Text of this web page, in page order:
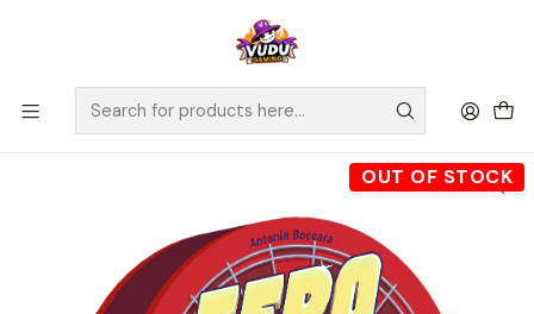
🚀 ¡Despachamos a todo Chile! Envío GRATIS a Regiones sobre
$100.000 y a RM sobre $35.000
Juegos de Mesa Competitivos Cero a 100 - Español
OUT OF STOCK